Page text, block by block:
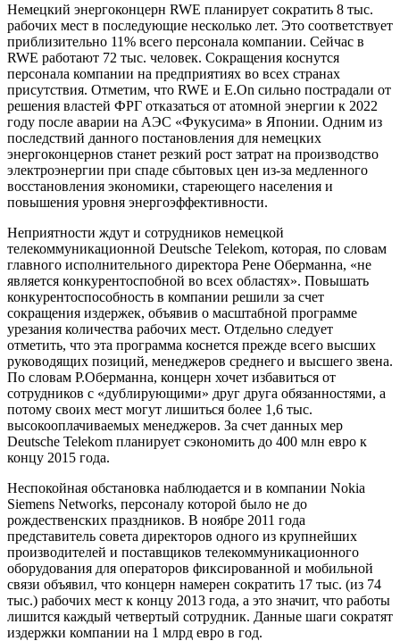
Немецкий энергоконцерн RWE планирует сократить 8 тыс.
рабочих мест в последующие несколько лет. Это соответствует
приблизительно 11% всего персонала компании. Сейчас в
RWE работают 72 тыс. человек. Сокращения коснутся
персонала компании на предприятиях во всех странах
присутствия. Отметим, что RWE и E.On сильно пострадали от
решения властей ФРГ отказаться от атомной энергии к 2022
году после аварии на АЭС «Фукусима» в Японии. Одним из
последствий данного постановления для немецких
энергоконцернов станет резкий рост затрат на производство
электроэнергии при спаде сбытовых цен из-за медленного
восстановления экономики, стареющего населения и
повышения уровня энергоэффективности.
Неприятности ждут и сотрудников немецкой
телекоммуникационной Deutsche Telekom, которая, по словам
главного исполнительного директора Рене Оберманна, «не
является конкурентоспобной во всех областях». Повышать
конкурентоспособность в компании решили за счет
сокращения издержек, объявив о масштабной программе
урезания количества рабочих мест. Отдельно следует
отметить, что эта программа коснется прежде всего высших
руководящих позиций, менеджеров среднего и высшего звена.
По словам Р.Оберманна, концерн хочет избавиться от
сотрудников с «дублирующими» друг друга обязанностями, а
потому своих мест могут лишиться более 1,6 тыс.
высокооплачиваемых менеджеров. За счет данных мер
Deutsche Telekom планирует сэкономить до 400 млн евро к
концу 2015 года.
Неспокойная обстановка наблюдается и в компании Nokia
Siemens Networks, персоналу которой было не до
рождественских праздников. В ноябре 2011 года
представитель совета директоров одного из крупнейших
производителей и поставщиков телекоммуникационного
оборудования для операторов фиксированной и мобильной
связи объявил, что концерн намерен сократить 17 тыс. (из 74
тыс.) рабочих мест к концу 2013 года, а это значит, что работы
лишится каждый четвертый сотрудник. Данные шаги сократят
издержки компании на 1 млрд евро в год.